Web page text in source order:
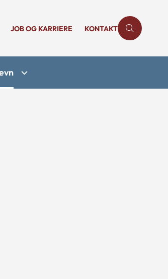
JOB OG KARRIERE KONTAKT